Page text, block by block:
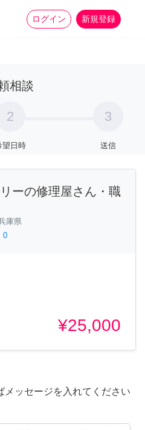
ログイン 新規登録
家事 more_horiz
相談
2
望日時
3
送信
ーの修理屋さん・職
庫県
0
¥25,000
メッセージを入れてください